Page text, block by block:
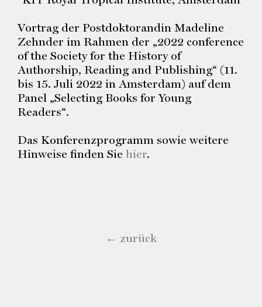
Vortrag der Postdoktorandin Madeline
Zehnder im Rahmen der „2022 conference
of the Society for the History of
Authorship, Reading and Publishing“ (11.
bis 15. Juli 2022 in Amsterdam) auf dem
Panel „Selecting Books for Young
Readers“.
Das Konferenzprogramm sowie weitere
Hinweise finden Sie hier.
← zurück